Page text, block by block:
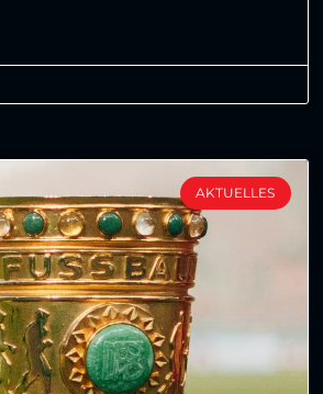
AKTUELLES